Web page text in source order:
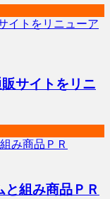
サイトをリニ
組み商品ＰＲ